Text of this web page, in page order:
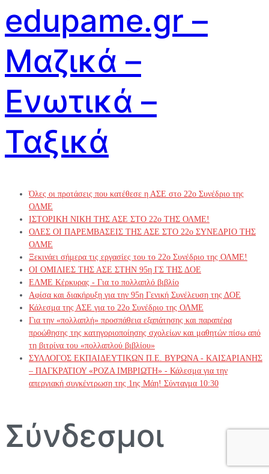
edupame.gr –
Μαζικά –
Ενωτικά –
Ταξικά
Όλες οι προτάσεις που κατέθεσε η ΑΣΕ στο 22ο Συνέδριο της
ΟΛΜΕ
ΙΣΤΟΡΙΚΗ ΝΙΚΗ ΤΗΣ ΑΣΕ ΣΤΟ 22ο ΤΗΣ ΟΛΜΕ!
ΟΛΕΣ ΟΙ ΠΑΡΕΜΒΑΣΕΙΣ ΤΗΣ ΑΣΕ ΣΤΟ 22ο ΣΥΝΕΔΡΙΟ ΤΗΣ
ΟΛΜΕ
Ξεκινάει σήμερα τις εργασίες του το 22ο Συνέδριο της ΟΛΜΕ!
ΟΙ ΟΜΙΛΙΕΣ ΤΗΣ ΑΣΕ ΣΤΗΝ 95η ΓΣ ΤΗΣ ΔΟΕ
ΕΛΜΕ Κέρκυρας - Για το πολλαπλό βιβλίο
Αφίσα και διακήρυξη για την 95η Γενική Συνέλευση της ΔΟΕ
Κάλεσμα της ΑΣΕ για το 22ο Συνέδριο της ΟΛΜΕ
Για την «πολλαπλή» προσπάθεια εξαπάτησης και παραπέρα
προώθησης της κατηγοριοποίησης σχολείων και μαθητών πίσω από
τη βιτρίνα του «πολλαπλού βιβλίου»
ΣΥΛΛΟΓΟΣ ΕΚΠΑΙΔΕΥΤΙΚΩΝ Π.Ε. ΒΥΡΩΝΑ - ΚΑΙΣΑΡΙΑΝΗΣ
– ΠΑΓΚΡΑΤΙΟΥ «ΡΟΖΑ ΙΜΒΡΙΩΤΗ» - Κάλεσμα για την
απεργιακή συγκέντρωση της 1ης Μάη! Σύνταγμα 10:30
Σύνδεσμοι